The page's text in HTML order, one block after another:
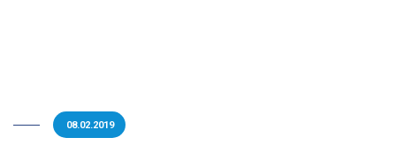
08.02.2019